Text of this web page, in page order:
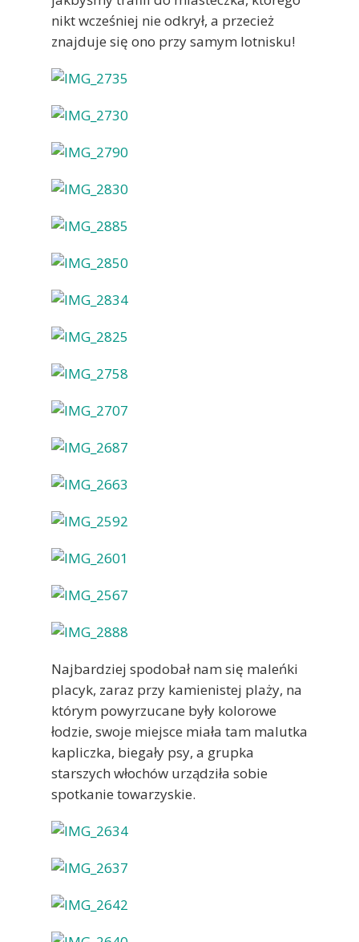
nikt wcześniej nie odkrył, a przecież
znajduje się ono przy samym lotnisku!
Najbardziej spodobał nam się maleńki
placyk, zaraz przy kamienistej plaży, na
którym powyrzucane były kolorowe
łodzie, swoje miejsce miała tam malutka
kapliczka, biegały psy, a grupka
starszych włochów urządziła sobie
spotkanie towarzyskie.